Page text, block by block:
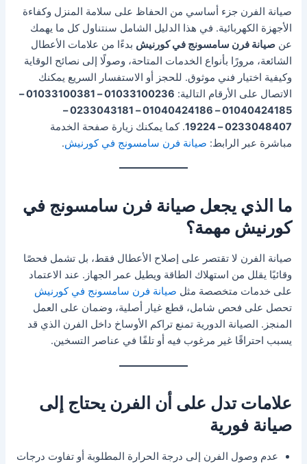
صيانة الفرن جزء أساسي من الحفاظ على سلامة المنزل وكفاءة
الأجهزة الكهربائية. في هذا الدليل الشامل سنتناول كل ما يهمك
عنصيانة فرن سامسونج في كورنيش بدءًا من علامات الأعطال
الشائعة، مرورًا بأنواع الخدمات المتاحة، وصولًا إلى نصائح الوقاية
وكيفية اختيار فني موثوق. للحجز أو الاستفسار السريع يمكنك
الاتصال على الأرقام التالية:
01033100236 – 01033100381 –
01040424185 – 01040424186 – 0233043181 –
0233048407 – 19224
. كما يمكنك زيارة صفحة الخدمة
مباشرة عبر الرابط: صيانة فرن سامسونج في كورنيش.
ما الذي يجعل صيانة فرن سامسونج في
كورنيش مهمة؟
صيانة الفرن لا تقتصر على إصلاح الأعطال فقط، بل تشمل فحصًا
وقائيًا يقلل من استهلاك الطاقة ويطيل عمر الجهاز. عند الاعتماد
على خدمات متخصصة مثل صيانة فرن سامسونج في كورنيش
تحصل على فحص شامل، قطع غيار أصلية، وضمان على العمل
المنجز. الصيانة الدورية تمنع تراكم الأوساخ داخل الفرن الذي قد
يسبب احتراقًا غير مرغوب فيه أو تلفًا في عناصر التسخين.
علامات تدل على أن الفرن يحتاج إلى
صيانة فورية
عدم وصول الفرن إلى درجة الحرارة المطلوبة أو تفاوت درجات